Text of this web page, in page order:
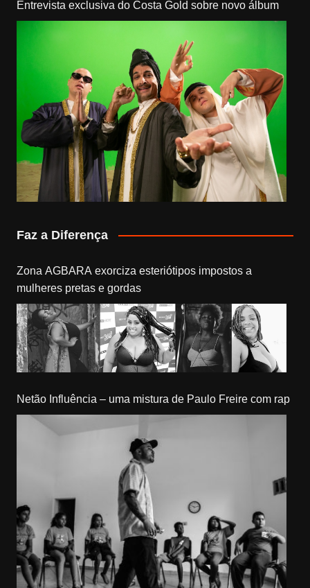
Entrevista exclusiva do Costa Gold sobre novo álbum
Faz a Diferença
Zona AGBARA exorciza esteriótipos impostos a
mulheres pretas e gordas
Netão Influência – uma mistura de Paulo Freire com rap